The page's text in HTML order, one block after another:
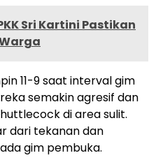
Sri Kartini Pastikan
11-9 saat interval gim
semakin agresif dan
di area sulit.
dari tekanan dan
gim pembuka.